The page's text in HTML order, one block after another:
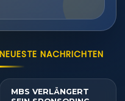
NEUESTE NACHRICHTEN
MBS VERLÄNGERT